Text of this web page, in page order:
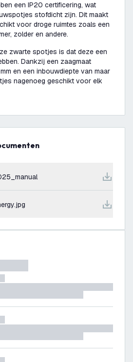
een IP20 certificering, wat
stofdicht zijn. Dit maakt
voor droge ruimtes zoals een
zolder en andere.
zwarte spotjes is dat deze een
Dankzij een zaagmaat
en een inbouwdiepte van maar
nagenoeg geschikt voor elk